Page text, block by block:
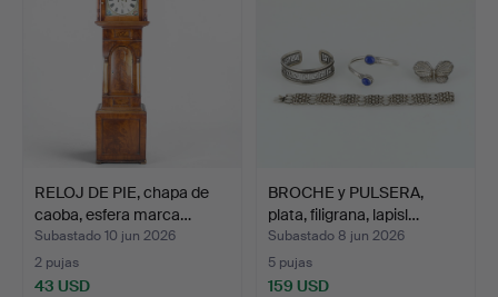
RELOJ DE PIE, chapa de
caoba, esfera marca…
Subastado 10 jun 2026
2 pujas
43 USD
BROCHE y PULSERA,
plata, filigrana, lapisl…
Subastado 8 jun 2026
5 pujas
159 USD